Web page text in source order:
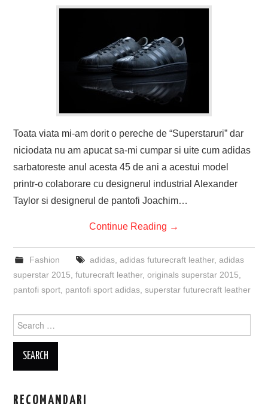
Toata viata mi-am dorit o pereche de “Superstaruri” dar
niciodata nu am apucat sa-mi cumpar si uite cum adidas
sarbatoreste anul acesta 45 de ani a acestui model
printr-o colaborare cu designerul industrial Alexander
Taylor si designerul de pantofi Joachim…
Continue Reading →
Fashion adidas, adidas futurecraft leather, adidas
superstar 2015 ,futurecraft leather,originals superstar 2015
pantofi sport pantofi sport adidas ,superstar futurecraft leather
for:
RECOMANDARI